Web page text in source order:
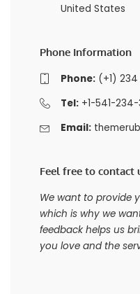
United States
Phone Information
Phone:(+1) 234
Tel:+1-541-234-
Email:
Feel free to contact
We want to provide
which is why we
feedback helps us
you love and the